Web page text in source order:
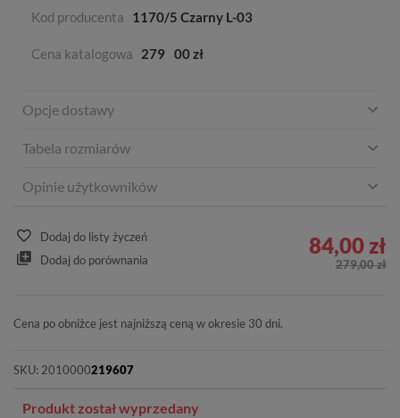
Kod producenta 1170/5 Czarny L-03
Cena katalogowa 279 00 zł
Opcje dostawy
Tabela rozmiarów
Opinie użytkowników
Dodaj do listy życzeń
Dodaj do porównania
84,00 zł
279,00 zł
Cena po obniżce jest najniższą ceną w okresie 30 dni.
SKU: 2010000219607
Produkt został wyprzedany